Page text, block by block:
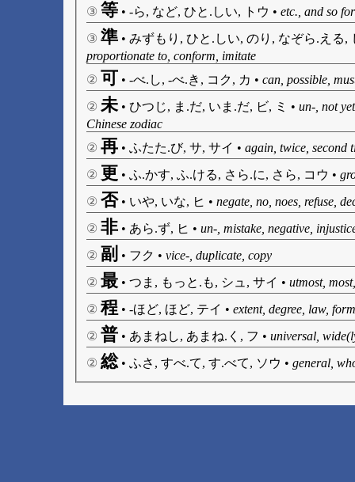
③ 等 • -ら, など, ひと.しい, トウ • etc., and so
③ 準 • みずもり, ひと.しい, のり, なぞら.える,
proportionate to, conform, imitate
② 可 • -べ.し, -べ.き, コク, カ • can, possible,
② 未• ひつじ, ま.だ, いま.だ, ビ, ミ • un-, not
Chinese zodiac
② 再 • ふたた.び, サ, サイ • again, twice, second
② 更 • ふ.かす, ふ.ける, さら.に, さら, コウ •
② 否• いや, いな, ヒ • negate, no, noes, refuse,
② 非 • あら.ず, ヒ • un-, mistake, negative,
② 副 • フク • vice-, duplicate, copy
② 最 • つま, もっと.も, シュ, サイ • utmost,
② 程 • -ほど, ほど, テイ • extent, degree, law,
② 普 • あまねし, あまね.く, フ • universal,
② 総• ふさ, すべ.て, す.べて, ソウ • general,